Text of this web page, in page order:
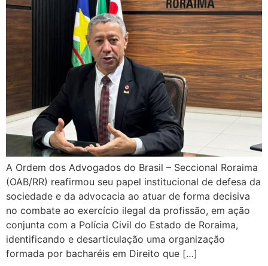
A Ordem dos Advogados do Brasil – Seccional Roraima
(OAB/RR) reafirmou seu papel institucional de defesa da
sociedade e da advocacia ao atuar de forma decisiva
no combate ao exercício ilegal da profissão, em ação
conjunta com a Polícia Civil do Estado de Roraima,
identificando e desarticulação uma organização
formada por bacharéis em Direito que […]